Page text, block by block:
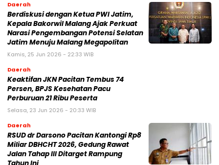
Daerah
Berdiskusi dengan Ketua PWI Jatim,
Kepala Bakorwil Malang Ajak Perkuat
Narasi Pengembangan Potensi Selatan
Jatim Menuju Malang Megapolitan
Kamis, 25 Jun 2026 - 22:33 WIB
Daerah
Keaktifan JKN Pacitan Tembus 74
Persen, BPJS Kesehatan Pacu
Perburuan 21 Ribu Peserta
Selasa, 23 Jun 2026 - 20:33 WIB
Daerah
RSUD dr Darsono Pacitan Kantongi Rp8
Miliar DBHCHT 2026, Gedung Rawat
Jalan Tahap III Ditarget Rampung